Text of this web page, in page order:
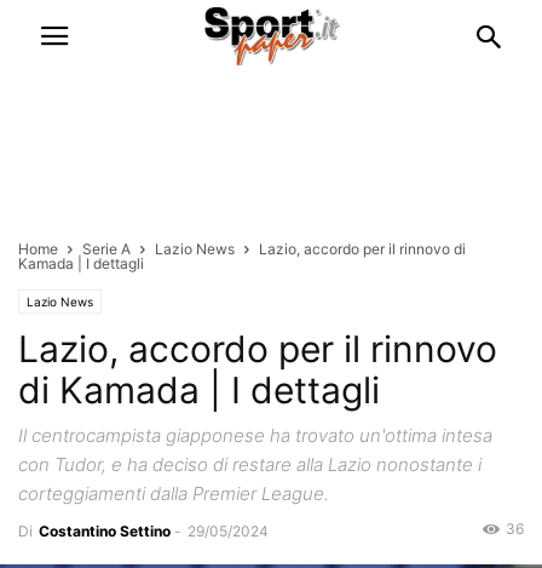
Home Serie A Lazio News
Lazio, accordo per il rinnovo di
Kamada | I dettagli
Lazio News
Lazio, accordo per il rinnovo
di Kamada | I dettagli
Il centrocampista giapponese ha trovato un'ottima intesa
con Tudor, e ha deciso di restare alla Lazio nonostante i
corteggiamenti dalla Premier League.
Di Costantino Settino - 29/05/2024 36